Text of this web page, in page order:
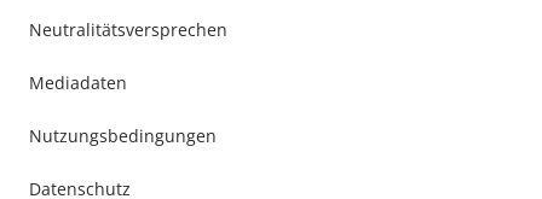
Neutralitätsversprechen
Mediadaten
Nutzungsbedingungen
Datenschutz